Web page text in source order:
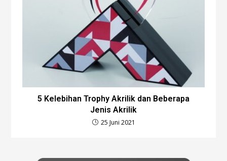
5 Kelebihan Trophy Akrilik dan Beberapa
Jenis Akrilik
25 Juni 2021